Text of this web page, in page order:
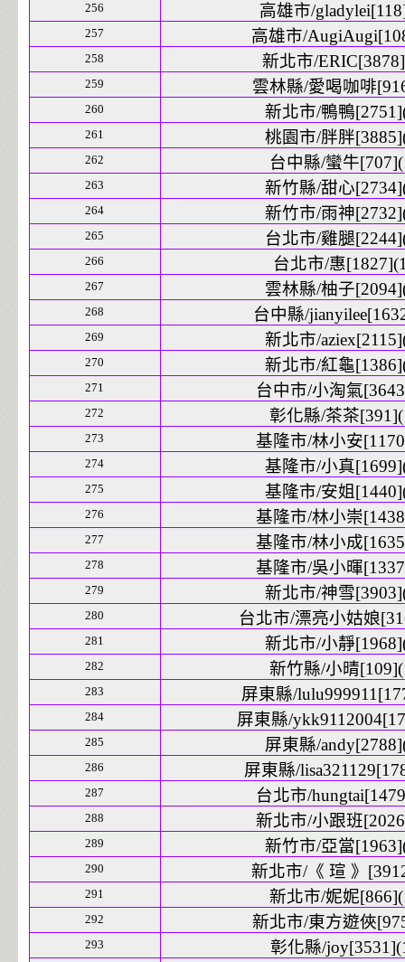
256 高雄市/
257 高雄市/
258 新北市/
259 雲林縣/愛喝咖啡
260 新北市/鴨鴨
261 桃園市/胖胖
262 台中縣/蠻牛
263 新竹縣/甜心
264 新竹市/雨神
265 台北市/雞腿
266 台北市/惠
267 雲林縣/柚子
268 台中縣/
269 新北市/
270 新北市/紅龜
271 台中市/小淘氣
272 彰化縣/茶茶
273 基隆市/林小安
274 基隆市/小真
275 基隆市/安姐
276 基隆市/林小崇
277 基隆市/林小成
278 基隆市/吳小暉
279 新北市/神雪
280 台北市/漂亮小姑娘
281 新北市/小靜
282 新竹縣/小晴
283 屏東縣/
284 屏東縣/
285 屏東縣/
286 屏東縣/
287 台北市/
288 新北市/小跟班
289 新竹市/亞當
290 新北市/《 瑄 》
291 新北市/妮妮
292 新北市/東方遊俠
293 彰化縣/